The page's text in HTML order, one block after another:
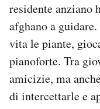
residente anziano
afghano a
vita le piante,
pianoforte. Tra
amicizie, ma
di intercettarle e